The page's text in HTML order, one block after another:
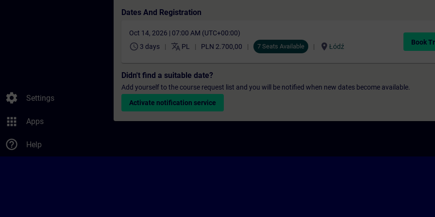
settings Settings
apps Apps
help_outline Help
Dates And Registration
Oct 14, 2026 | 07:00 AM (UTC+00:00)
schedule 3 days translate PL PLN 2.700,00 7 Seats Available location_on Łódź
Book
Didn't find a suitable date?
Add yourself to the course request list and you will be notified when new dates become available.
Activate notification service